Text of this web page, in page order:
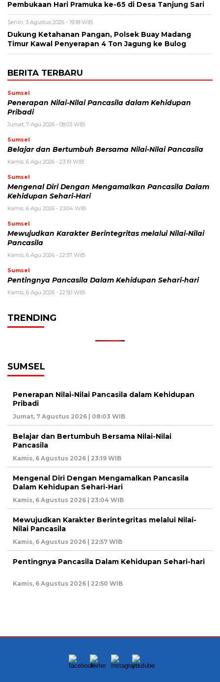
Pembukaan Hari Pramuka ke-65 di Desa Tanjung Sari
Senin, 3 Agustus 2026 - 19:18 WIB
Dukung Ketahanan Pangan, Polsek Buay Madang
Timur Kawal Penyerapan 4 Ton Jagung ke Bulog
BERITA TERBARU
Sumsel
Penerapan Nilai-Nilai Pancasila dalam Kehidupan
Pribadi
Jumat, 7 Agu 2026 - 08:03 WIB
Sumsel
Belajar dan Bertumbuh Bersama Nilai-Nilai Pancasila
Kamis, 6 Agu 2026 - 23:19 WIB
Sumsel
Mengenal Diri Dengan Mengamalkan Pancasila Dalam
Kehidupan Sehari-Hari
Kamis, 6 Agu 2026 - 23:04 WIB
Sumsel
Mewujudkan Karakter Berintegritas melalui Nilai-Nilai
Pancasila
Kamis, 6 Agu 2026 - 22:57 WIB
Sumsel
Pentingnya Pancasila Dalam Kehidupan Sehari-hari
Kamis, 6 Agu 2026 - 22:50 WIB
TRENDING
SUMSEL
Penerapan Nilai-Nilai Pancasila dalam Kehidupan
Pribadi
Jumat, 7 Agustus 2026 | 08:03 WIB
Belajar dan Bertumbuh Bersama Nilai-Nilai
Pancasila
Kamis, 6 Agustus 2026 | 23:19 WIB
Mengenal Diri Dengan Mengamalkan Pancasila
Dalam Kehidupan Sehari-Hari
Kamis, 6 Agustus 2026 | 23:04 WIB
Mewujudkan Karakter Berintegritas melalui Nilai-
Nilai Pancasila
Kamis, 6 Agustus 2026 | 22:57 WIB
Pentingnya Pancasila Dalam Kehidupan Sehari-hari
Kamis, 6 Agustus 2026 | 22:50 WIB